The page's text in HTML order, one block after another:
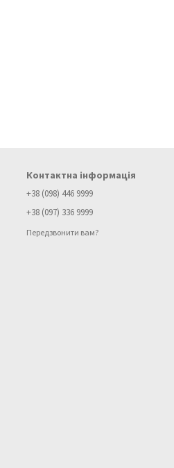
Контактна інформація
+38 (098) 446 9999
+38 (097) 336 9999
Передзвонити вам?